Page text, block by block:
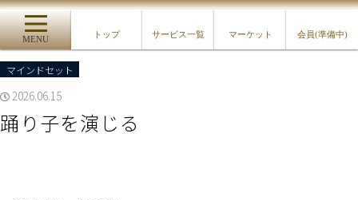
MENU
トップ サービス一覧 マーケット 会員(準備中)
マインドセット
2026.06.15
踊り子を演じる